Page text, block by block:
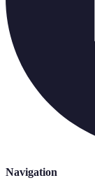
Navigation